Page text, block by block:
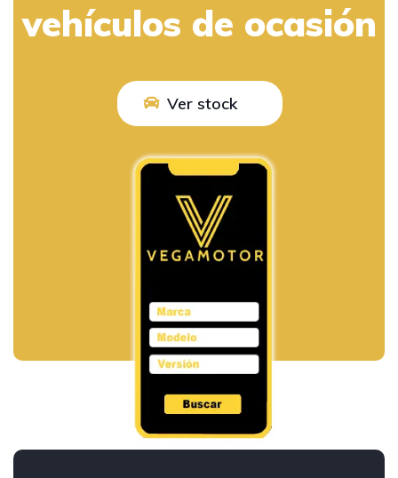
vehículos de ocasión
Ver stock